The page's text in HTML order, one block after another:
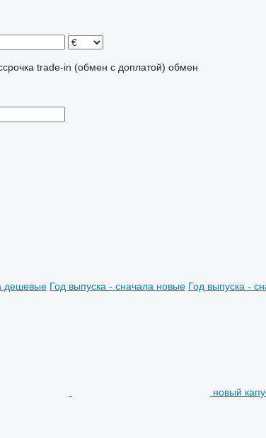
trade-in (обмен с доплатой) обмен
дешевые Год выпуска - сначала новые Год выпуска -
новый